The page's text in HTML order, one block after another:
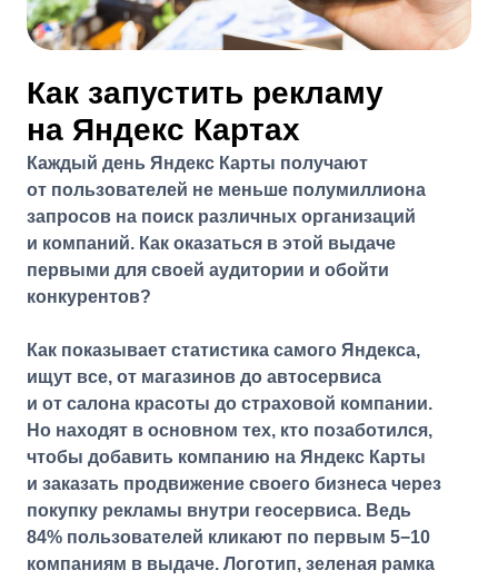
Как запустить рекламу
на Яндекс Картах
Каждый день Яндекс Карты получают
от пользователей не меньше полумиллиона
запросов на поиск различных организаций
и компаний. Как оказаться в этой выдаче
первыми для своей аудитории и обойти
конкурентов?
Как показывает статистика самого Яндекса,
ищут все, от магазинов до автосервиса
и от салона красоты до страховой компании.
Но находят в основном тех, кто позаботился,
чтобы добавить компанию на Яндекс Карты
и заказать продвижение своего бизнеса через
покупку рекламы внутри геосервиса. Ведь
84% пользователей кликают по первым 5−10
компаниям в выдаче. Логотип, зеленая рамка